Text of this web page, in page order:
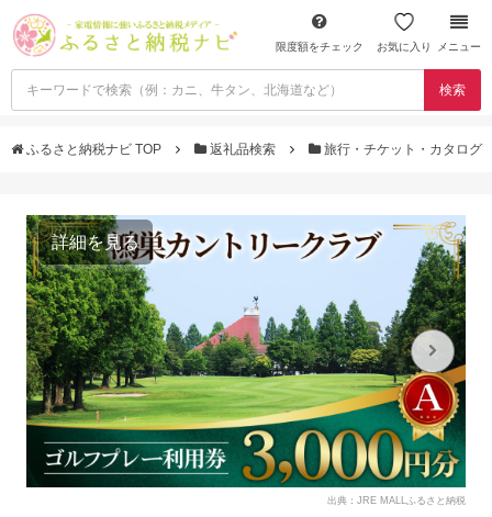
限度額をチェック お気に入り メニュー
検索
ふるさと納税ナビ TOP 返礼品検索 旅行・チケット・カタログ
詳細を見る
出典：JRE MALLふるさと納税